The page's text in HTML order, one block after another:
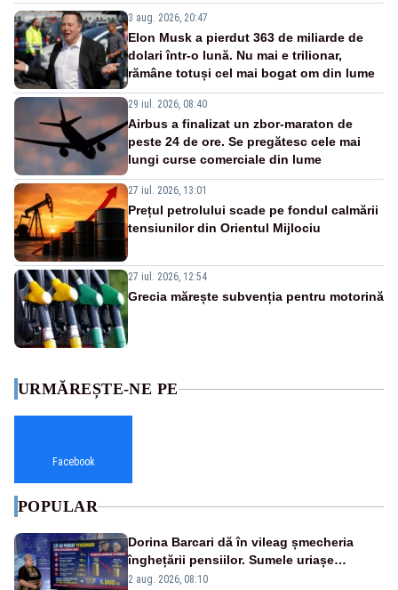
3 aug. 2026, 20:47
Elon Musk a pierdut 363 de miliarde de
dolari într-o lună. Nu mai e trilionar,
rămâne totuși cel mai bogat om din lume
29 iul. 2026, 08:40
Airbus a finalizat un zbor-maraton de
peste 24 de ore. Se pregătesc cele mai
lungi curse comerciale din lume
27 iul. 2026, 13:01
Prețul petrolului scade pe fondul calmării
tensiunilor din Orientul Mijlociu
27 iul. 2026, 12:54
Grecia mărește subvenția pentru motorină
URMĂREȘTE-NE PE
Facebook
POPULAR
Dorina Barcari dă în vileag șmecheria
înghețării pensiilor. Sumele uriașe
pierdute de fiecare român
2 aug. 2026, 08:10